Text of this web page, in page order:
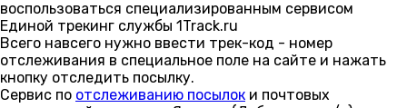
воспользоваться специализированным сервисом
Единой трекинг службы 1Track.ru
Всего навсего нужно ввести трек-код - номер
отслеживания в специальное поле на сайте и нажать
кнопку отследить посылку.
Сервис по отслеживанию посылок и почтовых